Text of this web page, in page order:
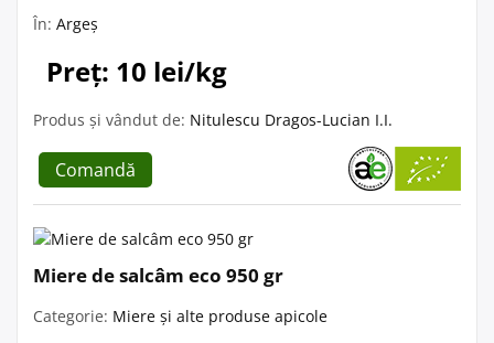
În: Argeș
Preț: 10 lei/kg
Produs și vândut de: Nitulescu Dragos-Lucian I.I.
Comandă
Miere de salcâm eco 950 gr
Categorie: Miere și alte produse apicole